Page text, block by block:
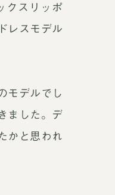
クスリッポ
レスモデル
モデルでし
ました。デ
かと思われ